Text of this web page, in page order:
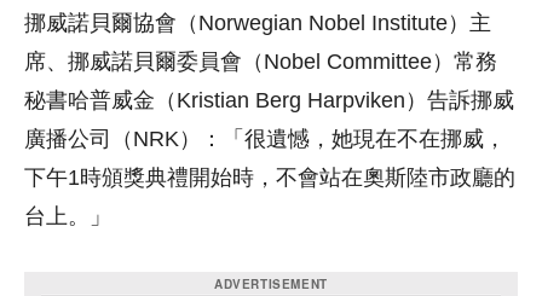
挪威諾貝爾協會（Norwegian Nobel Institute）主
席、挪威諾貝爾委員會（Nobel Committee）常務
秘書哈普威金（Kristian Berg Harpviken）告訴挪威
廣播公司（NRK）：「很遺憾，她現在不在挪威，
下午1時頒獎典禮開始時，不會站在奧斯陸市政廳的
台上。」